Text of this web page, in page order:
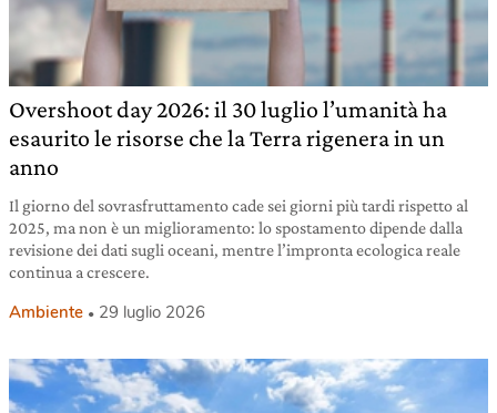
Overshoot day 2026: il 30 luglio l’umanità ha
esaurito le risorse che la Terra rigenera in un
anno
Il giorno del sovrasfruttamento cade sei giorni più tardi rispetto al
2025, ma non è un miglioramento: lo spostamento dipende dalla
revisione dei dati sugli oceani, mentre l’impronta ecologica reale
continua a crescere.
Ambiente 29 luglio 2026